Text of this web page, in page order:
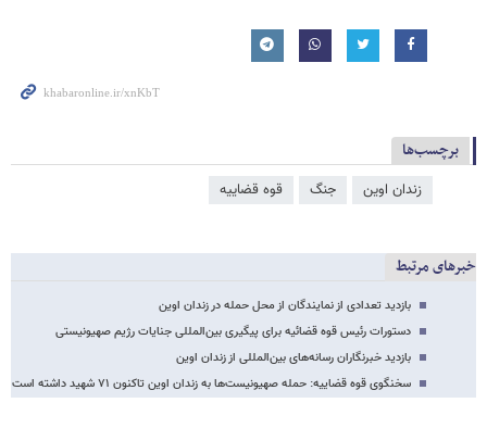
برچسب‌ها
زندان اوین جنگ قوه قضاییه
خبرهای مرتبط
بازدید تعدادی از نمایندگان از محل حمله در زندان اوین
دستورات رئیس قوه قضائیه برای پیگیری بین‌المللی جنایات رژیم صهیونیستی
بازدید خبرنگاران رسانه‌های بین‌المللی از زندان اوین
سخنگوی قوه قضاییه: حمله صهیونیست‌ها به زندان اوین تاکنون ۷۱ شهید داشته است